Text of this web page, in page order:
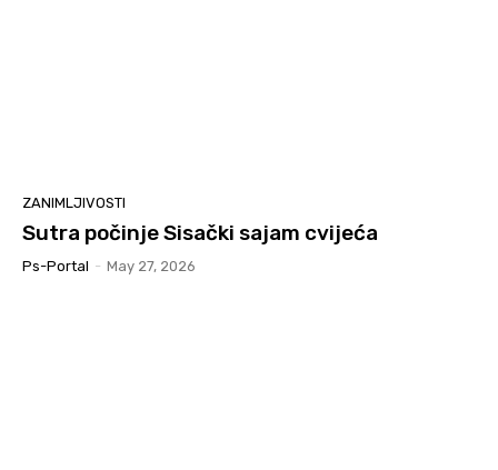
ZANIMLJIVOSTI
Sutra počinje Sisački sajam cvijeća
Ps-Portal - May 27, 2026